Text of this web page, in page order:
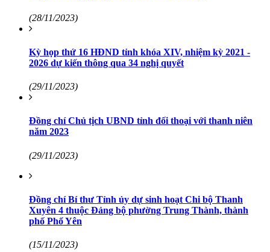
(28/11/2023)
Kỳ họp thứ 16 HĐND tỉnh khóa XIV, nhiệm kỳ 2021 -
2026 dự kiến thông qua 34 nghị quyết
(29/11/2023)
Đồng chí Chủ tịch UBND tỉnh đối thoại với thanh niên
năm 2023
(29/11/2023)
Đồng chí Bí thư Tỉnh ủy dự sinh hoạt Chi bộ Thanh
Xuyên 4 thuộc Đảng bộ phường Trung Thành, thành
phố Phổ Yên
(15/11/2023)